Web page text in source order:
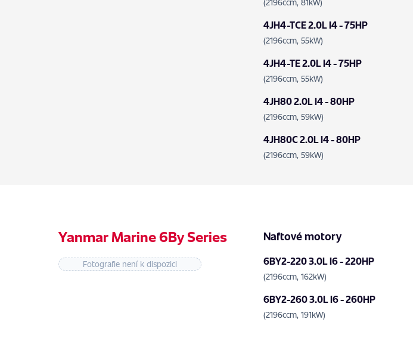
4JH4-TCE 2.0L I4 - 75HP
(2196ccm, 55kW)
4JH4-TE 2.0L I4 - 75HP
(2196ccm, 55kW)
4JH80 2.0L I4 - 80HP
(2196ccm, 59kW)
4JH80C 2.0L I4 - 80HP
(2196ccm, 59kW)
Yanmar Marine 6By Series
Fotografie není k dispozici
Naftové motory
6BY2-220 3.0L I6 - 220HP
(2196ccm, 162kW)
6BY2-260 3.0L I6 - 260HP
(2196ccm, 191kW)